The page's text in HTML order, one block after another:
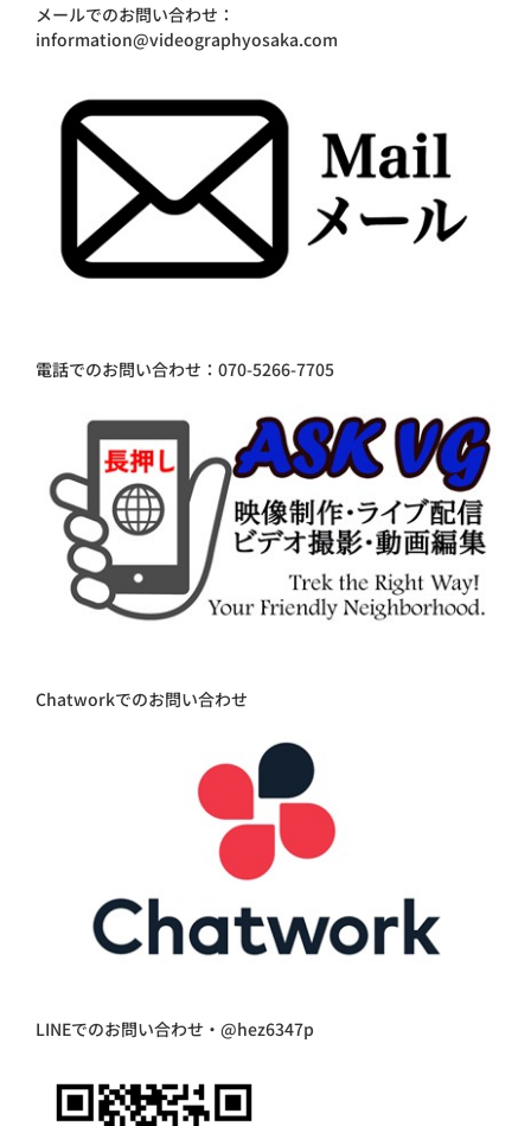
メールでのお問い合わせ：
information@videographyosaka.com
電話でのお問い合わせ：070-5266-7705
Chatworkでのお問い合わせ
LINEでのお問い合わせ・@hez6347p